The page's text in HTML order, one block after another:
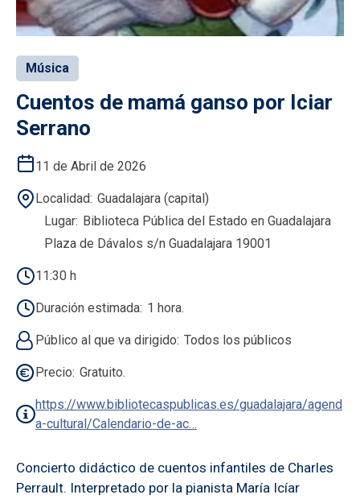
Música
Cuentos de mamá ganso por Iciar
Serrano
11 de Abril de 2026
Localidad Guadalajara (capital)
Lugar Biblioteca Pública del Estado en Guadalajara
Plaza de Dávalos s/n Guadalajara 19001
11:30 h
Duración estimada 1 hora.
Público al que va dirigido Todos los públicos
Precio Gratuito.
https://www.bibliotecaspublicas.es/guadalajara/agend
a-cultural/Calendario-de-ac…
Concierto didáctico de cuentos infantiles de Charles
Perrault. Interpretado por la pianista María Icíar